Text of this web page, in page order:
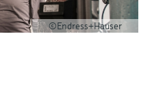
©Endress+Hauser